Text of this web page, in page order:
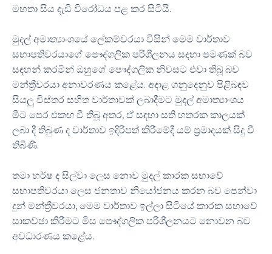
මහතා සිය දැඩි විරෝධය පළ කර සිටියි.
මුදල් අමාත්‍යාංශයේ ලේකම්වරයා විසින් මෙම වාර්තාව
සභාපතිවරයාගේ පෞද්ගලික පරිශීලනය සඳහා පමණක් බව
සඳහන් කරමින් ඔහුගේ පෞද්ගලික නිවසට එවා තිබූ බව
මන්ත්‍රීවරයා අනාවරණය කළේය. අදාළ ගනුදෙනුව පිළිබඳව
සියලු විස්තර සහිත වාර්තාවක් ලබාදීමට මුදල් අමාත්‍යාංශය
මීට පෙර එකඟ වී තිබූ අතර, ඒ සඳහා සති හතරක කාලයක්
ලබා දී තිබුණ ද වාර්තාව ඉදිරිපත් කිරීමේදී යම් ප්‍රමාදයක් සිදු වී
තිබිණි.
තමා හර්ෂ ද සිල්වා ලෙස නොව මුදල් කාරක සභාවේ
සභාපතිවරයා ලෙස ජනතාව නියෝජනය කරන බව පෙන්වා
දුන් මන්ත්‍රීවරයා, මෙම වාර්තාව ඉල්ලා සිටියේ කාරක සභාවේ
සාකච්ඡා කිරීමට මිස පෞද්ගලික පරිශීලනයට නොවන බව
අවධාරණය කළේය.